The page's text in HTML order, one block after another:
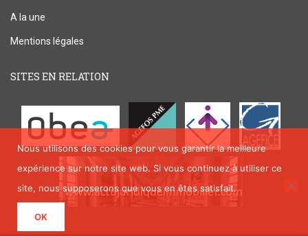
A la une
Mentions légales
SITES EN RELATION
Nous utilisons des cookies pour vous garantir la meilleure
expérience sur notre site web. Si vous continuez à utiliser ce
site, nous supposerons que vous en êtes satisfait.
OK